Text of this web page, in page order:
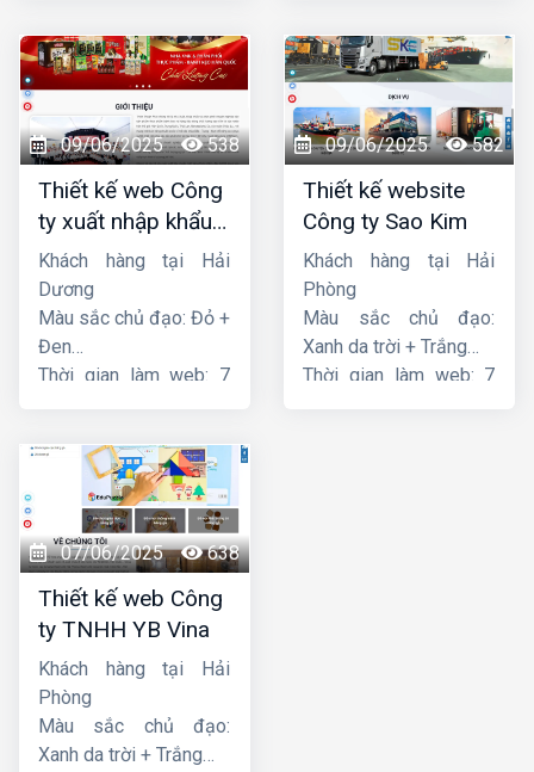
09/06/2025 538
Thiết kế web Công
ty xuất nhập khẩu
Thiên Thuận Phát
Khách hàng tại Hải
Dương
Màu sắc chủ đạo: Đỏ +
Đen
Thời gian làm web: 7
09/06/2025 582
Thiết kế website
Công ty Sao Kim
Khách hàng tại Hải
Phòng
Màu sắc chủ đạo:
Xanh da trời + Trắng
Thời gian làm web: 7
07/06/2025 638
Thiết kế web Công
ty TNHH YB Vina
Khách hàng tại Hải
Phòng
Màu sắc chủ đạo:
Xanh da trời + Trắng